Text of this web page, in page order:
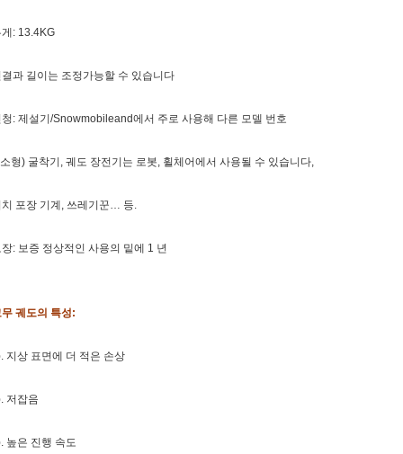
게: 13.4KG
결과 길이는 조정가능할 수 있습니다
: 제설기/Snowmobileand에서 주로 사용해 다른 모델 번호
형) 굴착기, 궤도 장전기는 로봇, 휠체어에서 사용될 수 있습니다,
치 포장 기계, 쓰레기꾼… 등.
장: 보증 정상적인 사용의 밑에 1 년
궤도의 특성:
지상 표면에 더 적은 손상
저잡음
높은 진행 속도